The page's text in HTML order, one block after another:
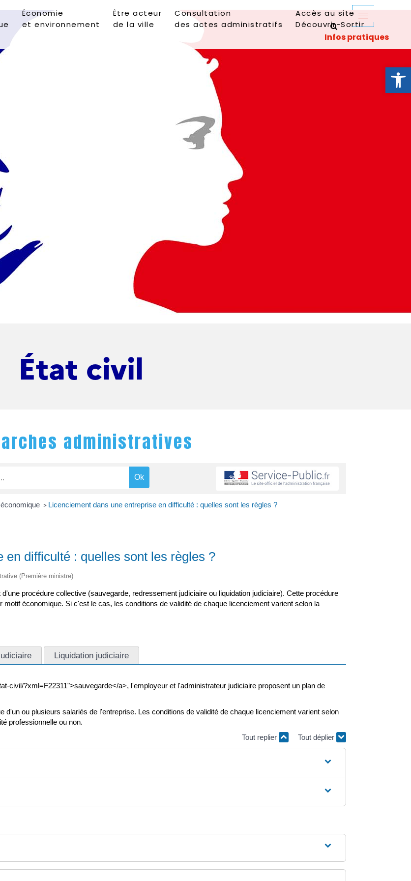
Ouvrir
Économie
et environnement
Être acteur
de la ville
Consultation
des actes administratifs
Accès au site
Découvrir-Sortir
État civil
administratives
> Licenciement dans une entreprise en difficulté : quelles sont les règles ?
en difficulté : quelles sont les règles ?
(Première ministre)
procédure collective (sauvegarde, redressement judiciaire ou liquidation judiciaire). Cette procédure
économique. Si c'est le cas, les conditions de validité de chaque licenciement varient selon la
Liquidation judiciaire
civil/?xml=F22311">sauvegarde</a>, l'employeur et l'administrateur judiciaire proposent un plan de
d'un ou plusieurs salariés de l'entreprise. Les conditions de validité de chaque licenciement varient selon
professionnelle ou non.
Tout replier
Tout déplier